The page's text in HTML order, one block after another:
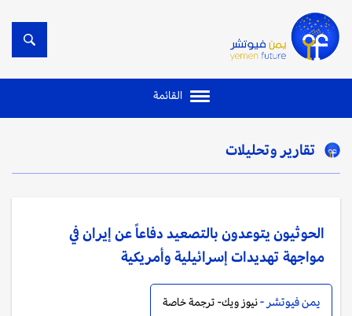
القائمة
تقارير وتحليلات
الحوثيون يتوعدون بالتصعيد دفاعاً عن إيران في
مواجهة تهديدات إسرائيلية وأمريكية
يمن فيوتشر -نيوز ويك- ترجمة خاصة